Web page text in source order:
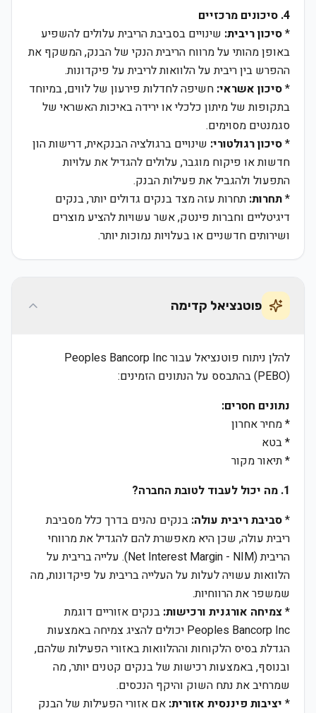
4. סיכונים מרכזיים
*סיכון ריבית: שינויים בסביבת הריבית עלולים להשפיע
באופן מהותי על מרווח הריבית הנקי של הבנק, המשקף את
ההפרש בין ריבית על הלוואות לריבית על פיקדונות.
*סיכון אשראי: חשיפה לחדלות פירעון של לווים, במיוחד
בתקופות של מיתון כלכלי או ירידה באיכות האשראי של
סגמנטים מסוימים.
*סיכון רגולטורי: שינויים ברגולציה הבנקאית, דרישות הון
חדשות או פיקוח מוגבר, עלולים להגדיל את עלויות
התפעול ולהגביל את פעילות הבנק.
*תחרות: תחרות עזה מצד בנקים גדולים יותר, בנקים
דיגיטליים וחברות פינטק, אשר עשויות להציע מוצרים
ושירותים חדשניים או בעלויות נמוכות יותר.
פוטנציאל קדימה
להלן ניתוח פוטנציאל עבור Peoples Bancorp Inc
(PEBO) בהתבסס על הנתונים הזמינים:
נתונים חסרים:
* מחיר אחרון
* בטא
* תיאור מקור
1. מה יכול לעבוד לטובת החברה?
*סביבת ריבית עולה: בנקים נהנים בדרך כלל מסביבת
ריבית עולה, שכן היא מאפשרת להם להגדיל את מרווחי
הריבית (Net Interest Margin - NIM). עלייה בריבית על
הלוואות עשויה לעלות על העלייה בריבית על פיקדונות, מה
שמשפר את הרווחיות.
*צמיחה אורגנית ורכישות: בנקים אזוריים דוגמת
Peoples Bancorp Inc יכולים להציג צמיחה באמצעות
הגדלת בסיס הלקוחות וההלוואות באזורי הפעילות שלהם,
ובנוסף, באמצעות רכישות של בנקים קטנים יותר, מה
שמרחיב את נתח השוק והיקף הנכסים.
* יציבות פיננסית אזורית: אם אזורי הפעילות של הבנק